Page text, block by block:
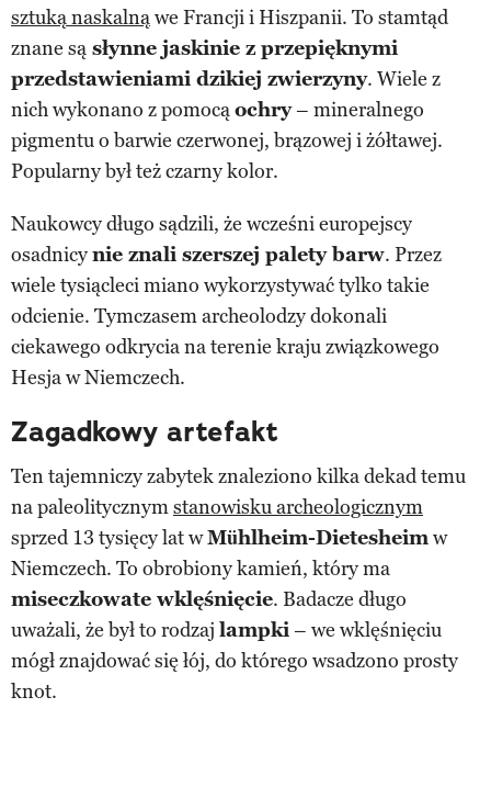
sztuką naskalnąwe Francji i Hiszpanii. To stamtąd
znane są słynne jaskinie z przepięknymi
przedstawieniami dzikiej zwierzyny. Wiele z
nich wykonano z pomocąochry– mineralnego
pigmentu o barwie czerwonej, brązowej i żółtawej.
Popularny był też czarny kolor.
Naukowcy długo sądzili, że wcześni europejscy
osadnicynie znali szerszej palety barw. Przez
wiele tysiącleci miano wykorzystywać tylko takie
odcienie. Tymczasem archeolodzy dokonali
ciekawego odkrycia na terenie kraju związkowego
Hesja w Niemczech.
Zagadkowy artefakt
Ten tajemniczy zabytek znaleziono kilka dekad temu
na paleolitycznymstanowisku archeologicznym
sprzed 13 tysięcy lat wMühlheim-Dietesheimw
Niemczech. To obrobiony kamień, który ma
miseczkowate wklęśnięcie. Badacze długo
uważali, że był to rodzaj lampki– we wklęśnięciu
mógł znajdować się łój, do którego wsadzono prosty
knot.